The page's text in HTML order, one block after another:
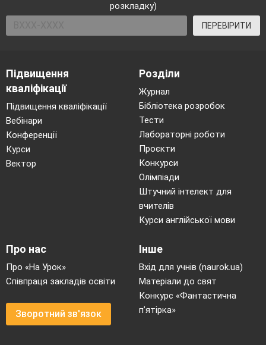
розкладку)
ПЕРЕВІРИТИ
Підвищення
кваліфікації
Підвищення кваліфікації
Вебінари
Конференції
Курси
Вектор
Розділи
Журнал
Бібліотека розробок
Тести
Лабораторні роботи
Проєкти
Конкурси
Олімпіади
Штучний інтелект для
вчителів
Курси англійської мови
Про нас
Про «На Урок»
Співпраця закладів освіти
Зворотний зв'язок
Інше
Вхід для учнів (naurok.ua)
Матеріали до свят
Конкурс «Фантастична
п’ятірка»